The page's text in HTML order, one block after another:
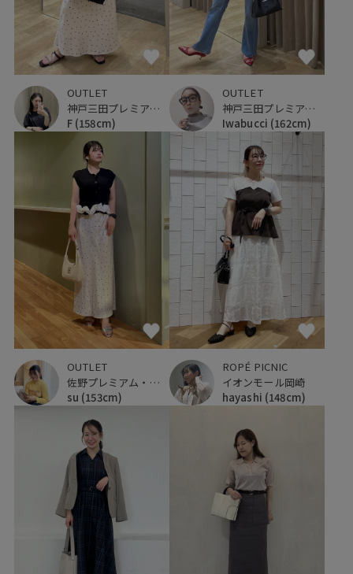
OUTLET
神戸三田プレミアム・アウトレット
F (158cm)
OUTLET
神戸三田プレミアム・アウトレット
Iwabucci (162cm)
OUTLET
佐野プレミアム・アウトレット
su (153cm)
ROPÉ PICNIC
イオンモール岡崎
hayashi (148cm)